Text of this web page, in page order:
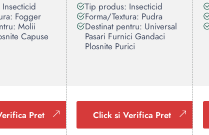
Fogger
Molii
Capuse
Pret
Tip produs: Insecticid
Forma/Textura: Pudra
Destinat pentru: Universal
Pasari Furnici Gandaci
Plosnite Purici
Click si Verifica Pret